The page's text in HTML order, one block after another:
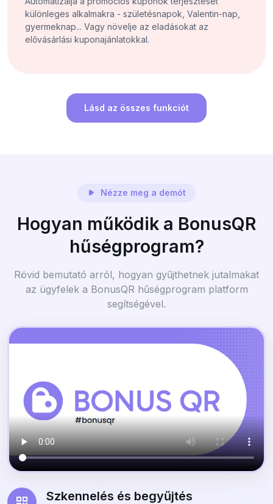
különleges alkalmakra - születésnapok, Valentin-nap,
gyermeknap... Vagy növelje az eladásokat az
elővásárlási kuponajánlatokkal.
Lásd az összes funkciót
Nézze meg a demót
Hogyan működik a BonusQR
hűségprogram?
Rövid bemutató arról, hogyan gyűjthetnek jutalmakat
az ügyfelek a BonusQR hűségprogram platform
segítségével.
Szkennelés és begyűjtés